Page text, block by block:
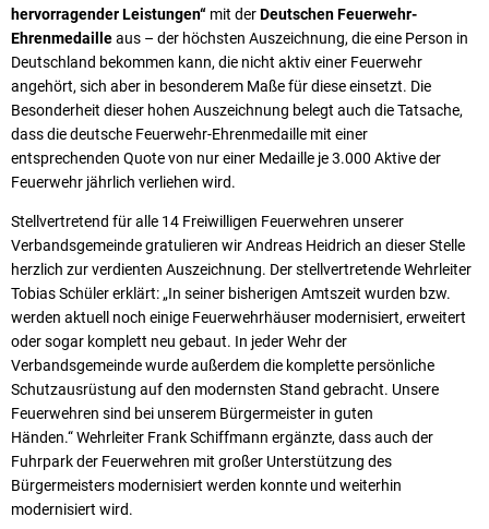
hervorragender Leistungen“ mit derDeutschen Feuerwehr-
Ehrenmedailleaus – der höchsten Auszeichnung, die eine Person in
Deutschland bekommen kann, die nicht aktiv einer Feuerwehr
angehört, sich aber in besonderem Maße für diese einsetzt. Die
Besonderheit dieser hohen Auszeichnung belegt auch die Tatsache,
dass die deutsche Feuerwehr-Ehrenmedaille mit einer
entsprechenden Quote von nur einer Medaille je 3.000 Aktive der
Feuerwehr jährlich verliehen wird.
Stellvertretend für alle 14 Freiwilligen Feuerwehren unserer
Verbandsgemeinde gratulieren wir Andreas Heidrich an dieser Stelle
herzlich zur verdienten Auszeichnung. Der stellvertretende Wehrleiter
Tobias Schüler erklärt: „In seiner bisherigen Amtszeit wurden bzw.
werden aktuell noch einige Feuerwehrhäuser modernisiert, erweitert
oder sogar komplett neu gebaut. In jeder Wehr der
Verbandsgemeinde wurde außerdem die komplette persönliche
Schutzausrüstung auf den modernsten Stand gebracht. Unsere
Feuerwehren sind bei unserem Bürgermeister in guten
Händen.“ Wehrleiter Frank Schiffmann ergänzte, dass auch der
Fuhrpark der Feuerwehren mit großer Unterstützung des
Bürgermeisters modernisiert werden konnte und weiterhin
modernisiert wird.